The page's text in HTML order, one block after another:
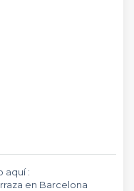
aquí :
en Barcelona